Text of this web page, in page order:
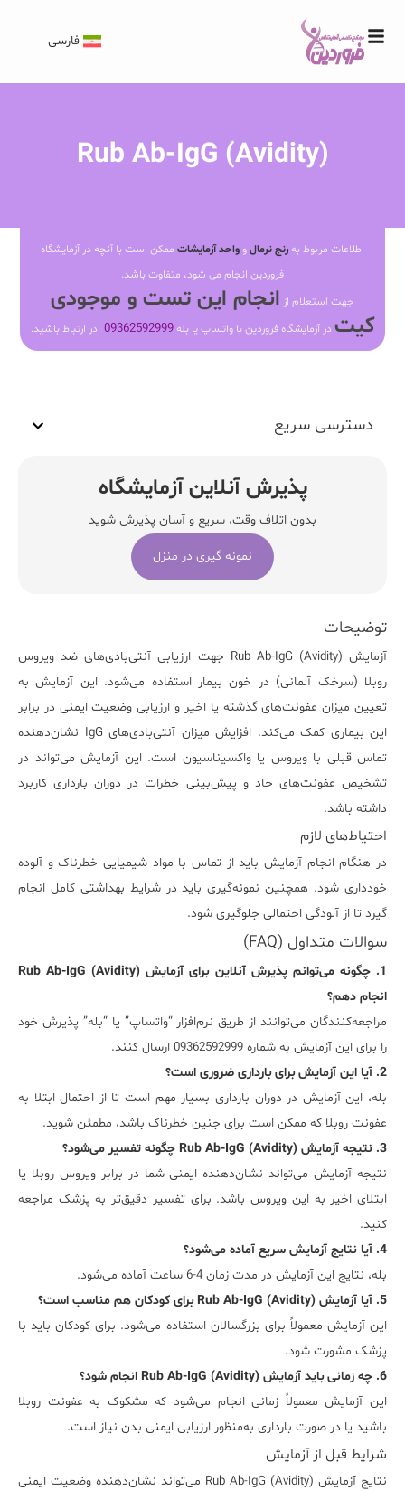
فارسی
Rub Ab-IgG (Avidity)
اطلاعات مربوط بهرنج نرمالو واحد آزمایشات ممکن است با آنچه در آزمایشگاه
فروردین انجام می شود، متفاوت باشد.
جهت استعلام از انجام این تست و موجودی
کیت در آزمایشگاه فروردین با واتساپ یا بله09362592999 در ارتباط باشید.
توضیحات
آزمایش Rub Ab-IgG (Avidity) جهت ارزیابیآنتی‌بادی‌های ضد ویروس
روبلا (سرخک آلمانی) در خون بیمار استفاده می‌شود. این آزمایش به
تعیین میزان عفونت‌های گذشته یا اخیر و ارزیابی وضعیت ایمنی در برابر
این بیماری کمک می‌کند. افزایش میزان آنتی‌بادی‌های IgG نشان‌دهنده
تماس قبلی با ویروس یا واکسیناسیون است. این آزمایش می‌تواند در
تشخیص عفونت‌های حاد و پیش‌بینی خطرات در دوران بارداری کاربرد
داشته باشد.
احتیاط‌های لازم
در هنگام انجام آزمایش باید از تماس با مواد شیمیایی خطرناک و آلوده
خودداری شود. همچنین نمونه‌گیری باید در شرایط بهداشتی کامل انجام
گیرد تا از آلودگی احتمالی جلوگیری شود.
سوالات متداول (FAQ)
1. چگونه می‌توانم پذیرش آنلاین برای آزمایش Rub Ab-IgG (Avidity)
انجام دهم؟
مراجعه‌کنندگان می‌توانند از طریق نرم‌افزار “واتساپ” یا “بله” پذیرش خود
را برای این آزمایش به شماره 09362592999 ارسال کنند.
2. آیا این آزمایش برای بارداری ضروری است؟
بله، این آزمایش در دوران بارداری بسیار مهم است تا از احتمال ابتلا به
عفونت روبلا که ممکن است برای جنین خطرناک باشد، مطمئن شوید.
3. نتیجه آزمایش Rub Ab-IgG (Avidity) چگونه تفسیر می‌شود؟
نتیجه آزمایش می‌تواند نشان‌دهنده ایمنی شما در برابر ویروس روبلا یا
ابتلای اخیر به این ویروس باشد. برای تفسیر دقیق‌تر به پزشک مراجعه
کنید.
4. آیا نتایج آزمایش سریع آماده می‌شود؟
بله، نتایج این آزمایش در مدت زمان 4-6 ساعت آماده می‌شود.
5. آیا آزمایش Rub Ab-IgG (Avidity) برای کودکان هم مناسب است؟
این آزمایش معمولاً برای بزرگسالان استفاده می‌شود. برای کودکان باید با
پزشک مشورت شود.
6. چه زمانی باید آزمایش Rub Ab-IgG (Avidity) انجام شود؟
این آزمایش معمولاً زمانی انجام می‌شود که مشکوک به عفونت روبلا
باشید یا در صورت بارداری به‌منظور ارزیابی ایمنی بدن نیاز است.
شرایط قبل از آزمایش
نتایج آزمایش Rub Ab-IgG (Avidity) می‌تواند نشان‌دهنده وضعیت ایمنی
دسترسی سریع
پذیرش آنلاین آزمایشگاه
بدون اتلاف وقت، سریع و آسان پذیرش شوید
نمونه گیری در منزل